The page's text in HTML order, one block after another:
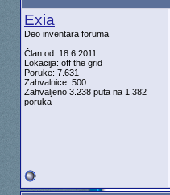
Exia
Deo inventara foruma
Član od: 18.6.2011.
Lokacija: off the grid
Poruke: 7.631
Zahvalnice: 500
Zahvaljeno 3.238 puta na 1.382
poruka